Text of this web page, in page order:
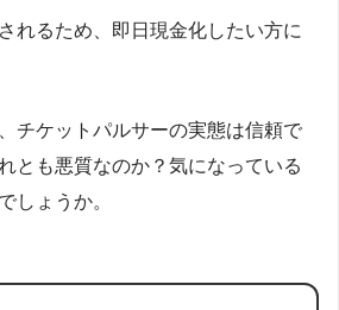
れるため、即日現金化したい方に
チケットパルサーの実態は信頼で
とも悪質なのか？気になっている
しょうか。